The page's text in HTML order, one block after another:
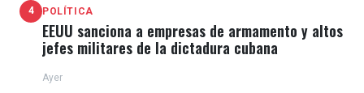
4 POLÍTICA
EEUU sanciona a empresas de armamento y altos
jefes militares de la dictadura cubana
Ayer